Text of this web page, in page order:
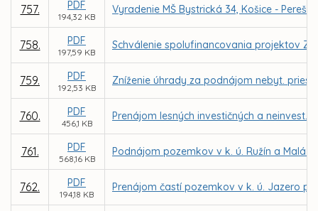
757. PDF
194,32 KB
Vyradenie MŠ Bystrická 34, Košice - Pereš
758. PDF
197,59 KB
Schválenie spolufinancovania projektov
759. PDF
192,53 KB
Zníženie úhrady za podnájom nebyt.
760. PDF
456,1 KB
Prenájom lesných investičných a neinvest.
761. PDF
568,16 KB
Podnájom pozemkov v k. ú. Ružín a Malá
762. PDF
194,18 KB
Prenájom častí pozemkov v k. ú. Jazero